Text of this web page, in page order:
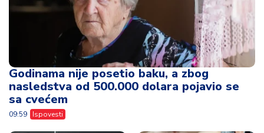
Godinama nije posetio baku, a zbog
nasledstva od 500.000 dolara pojavio se
sa cvećem
09:59 Ispovesti